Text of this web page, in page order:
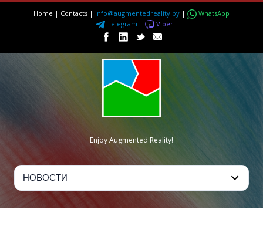
Home | Contacts | info@augmentedreality.by |
WhatsApp
|
Telegram | Viber
Enjoy Augmented Reality!